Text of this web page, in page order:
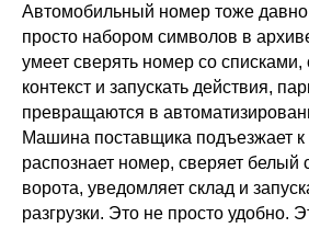
Автомобильный номер тоже
просто набором символов в
умеет сверять номер со списками,
контекст и запускать действия,
превращаются в
Машина поставщика подъезжает
распознает номер, сверяет белый
ворота, уведомляет склад и
разгрузки. Это не просто удобно.